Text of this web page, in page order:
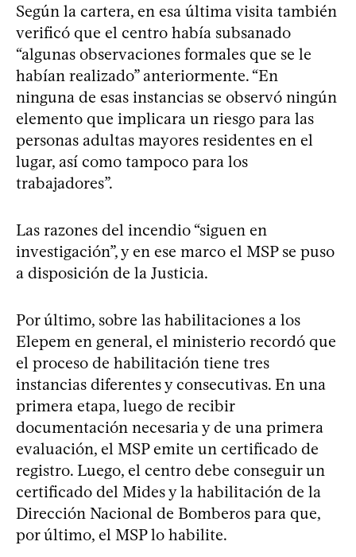
Según la cartera, en esa última visita también
verificó que el centro había subsanado
“algunas observaciones formales que se le
habían realizado” anteriormente. “En
ninguna de esas instancias se observó ningún
elemento que implicara un riesgo para las
personas adultas mayores residentes en el
lugar, así como tampoco para los
trabajadores”.
Las razones del incendio “siguen en
investigación”, y en ese marco el MSP se puso
a disposición de la Justicia.
Por último, sobre las habilitaciones a los
Elepem en general, el ministerio recordó que
el proceso de habilitación tiene tres
instancias diferentes y consecutivas. En una
primera etapa, luego de recibir
documentación necesaria y de una primera
evaluación, el MSP emite un certificado de
registro. Luego, el centro debe conseguir un
certificado del Mides y la habilitación de la
Dirección Nacional de Bomberos para que,
por último, el MSP lo habilite.